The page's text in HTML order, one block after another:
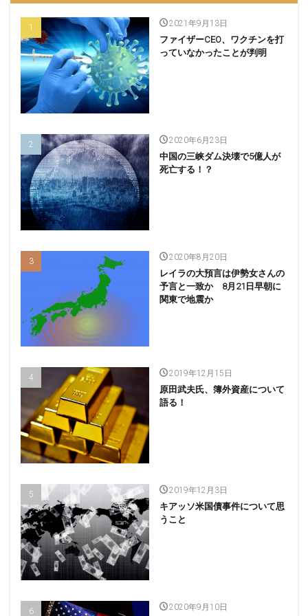
2021年9月13日
ファイザーCEO、ワクチンを打
っていなかったことが判明
2020年6月23日
中国の三峡ダム決壊で5億人が
死亡する！？
2020年8月20日
レイラの大預言は伊勢女さんの
予言と一致か 8月21日早朝に
関東で地震か
2019年12月15日
原田武夫氏、簿外資産について
語る！
2019年12月3日
キアッソ米国債事件について思
うこと
2020年9月10日